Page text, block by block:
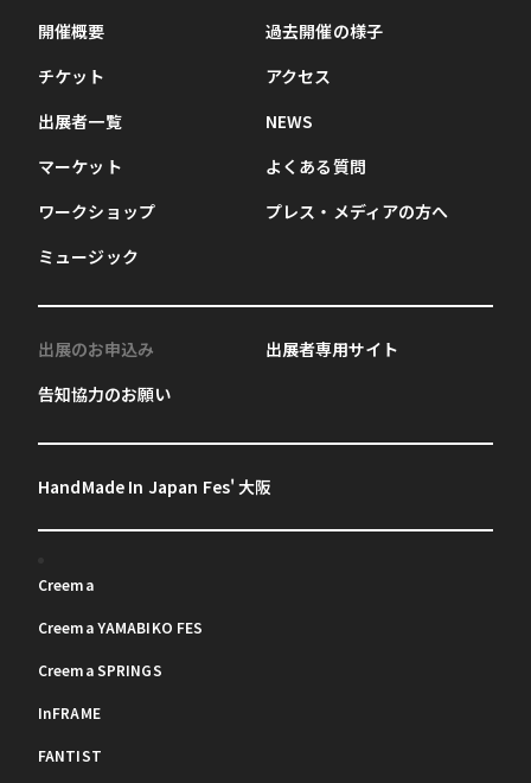
開催概要
チケット
出展者一覧
マーケット
ワークショップ
ミュージック
過去開催の様子
アクセス
NEWS
よくある質問
プレス・メディアの方へ
出展のお申込み
告知協力のお願い
出展者専用サイト
HandMade In Japan Fes' 大阪
Creema
Creema YAMABIKO FES
Creema SPRINGS
InFRAME
FANTIST